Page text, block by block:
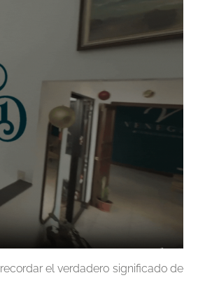
el verdadero significado de